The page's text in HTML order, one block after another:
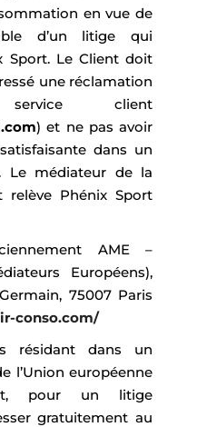
en vue de
d’un litige qui
Sport. Le Client doit
une réclamation
client
) et ne pas avoir
dans un
Le médiateur de la
Phénix Sport
AME –
Européens),
75007 Paris
conso.com/
résidant dans un
l’Union européenne
pour un litige
gratuitement au